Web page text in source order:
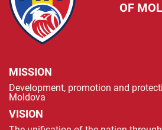
OF
MISSION
Development, promotion and
Moldova
VISION